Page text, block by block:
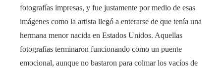
fotografías impresas, y fue justamente por medio de esas
imágenes como la artista llegó a enterarse de que tenía una
hermana menor nacida en Estados Unidos. Aquellas
fotografías terminaron funcionando como un puente
emocional, aunque no bastaron para colmar los vacíos de